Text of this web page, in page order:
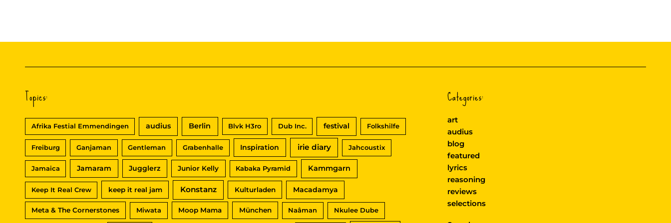
Topics:
Afrika Festial Emmendingen audius Berlin Blvk H3ro Dub Inc. festival Folkshilfe
Freiburg Ganjaman Gentleman Grabenhalle Inspiration irie diary Jahcoustix
Jamaica Jamaram Jugglerz Junior Kelly Kabaka Pyramid Kammgarn
Keep It Real Crew keep it real jam Konstanz Kulturladen Macadamya
Meta & The Cornerstones Miwata Moop Mama München Naâman Nkulee Dube
Categories:
art
audius
blog
featured
lyrics
reasoning
reviews
selections